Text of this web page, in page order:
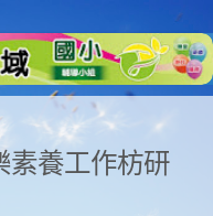
素養工作枋研